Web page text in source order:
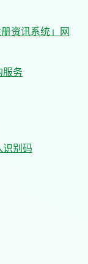
资讯系统」网
服务
识别码